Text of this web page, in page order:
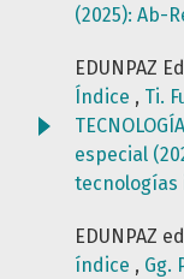
(2025): Ab-
EDUNPAZ
Índice , Ti.
especial
tecnologías
EDUNPAZ
índice , Gg.